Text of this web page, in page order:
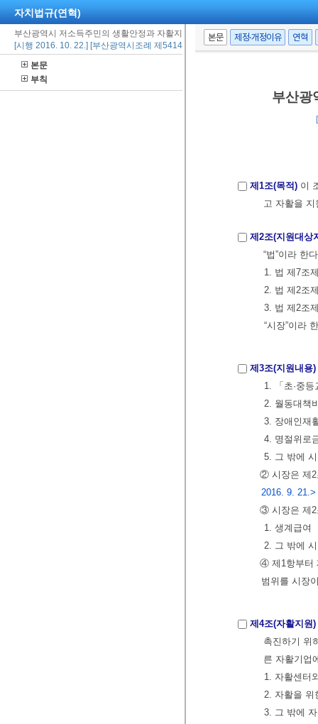
자치법규(연혁)
부산광역시 저소득주민의 생활안정과 자활지원에 관한 조례
[시행 2016. 10. 22.] [부산광역시조례 제5414호, 2016. 9. 21., 일부개정]
본문
부칙
본문 제정·개정이유 연혁
부산광
제1조(목적) 이
고 자활을
제2조(지원대상
“법”이라 한
1. 법 제7조
2. 법 제2조
3. 법 제2조
“시장”이라
제3조(지원내용)
1. 「초·중
2. 월동대책
3. 장애인재
4. 명절위로
5. 그 밖에
② 시장은 제2
2016. 9. 21.>
③ 시장은 제2
1. 생계급여
2. 그 밖에
④ 제1항부터
범위를 시장
제4조(자활지원)
촉진하기 위
른 자활기업
1. 자활센터
2. 자활을 위
3. 그 밖에